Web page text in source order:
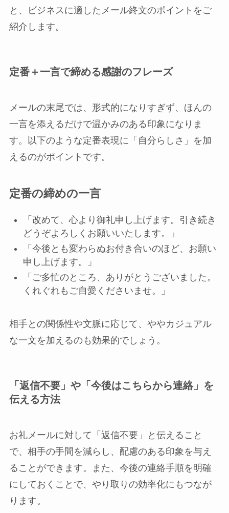
と、ビジネスに適したメール終文のポイントをご
紹介します。
定番＋一言で締める感謝のフレーズ
メールの末尾では、形式的になりすぎず、ほんの
一言を添えるだけで温かみのある印象になりま
す。以下のような定番表現に「自分らしさ」を加
えるのがポイントです。
定番の締めの一言
「改めて、心より御礼申し上げます。引き続き
どうぞよろしくお願いいたします。」
「今後とも変わらぬお付き合いのほど、お願い
申し上げます。」
「ご多忙のところ、ありがとうございました。
くれぐれもご自愛くださいませ。」
相手との関係性や文脈に応じて、ややカジュアル
な一文を加えるのも効果的でしょう。
「返信不要」や「今後はこちらから連絡」を
伝える方法
お礼メールに対して「返信不要」と伝えること
で、相手の手間を減らし、配慮のある印象を与え
ることができます。また、今後の連絡手順を明確
にしておくことで、やり取りの効率化にもつなが
ります。